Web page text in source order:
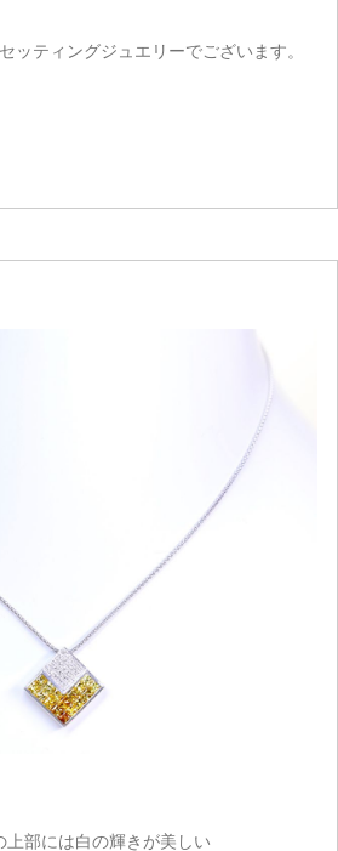
ッティングジュエリーでございます。
上部には白の輝きが美しい
ご注文手続き